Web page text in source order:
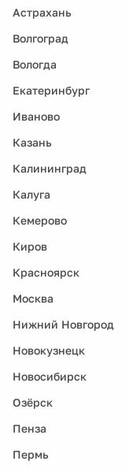
Астрахань
Волгоград
Вологда
Екатеринбург
Иваново
Казань
Калининград
Калуга
Кемерово
Киров
Красноярск
Москва
Нижний Новгород
Новокузнецк
Новосибирск
Озёрск
Пенза
Пермь